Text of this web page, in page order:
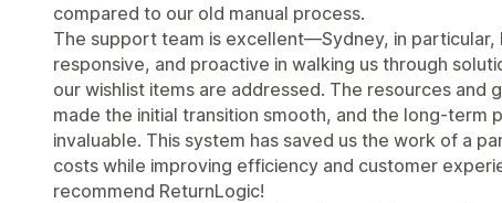
compared to our old manual process.
The support team is excellent—Sydney, in particular,
responsive, and proactive in walking us through
our wishlist items are addressed. The resources and
made the initial transition smooth, and the long-term
invaluable. This system has saved us the work of a
costs while improving efficiency and customer
recommend ReturnLogic!